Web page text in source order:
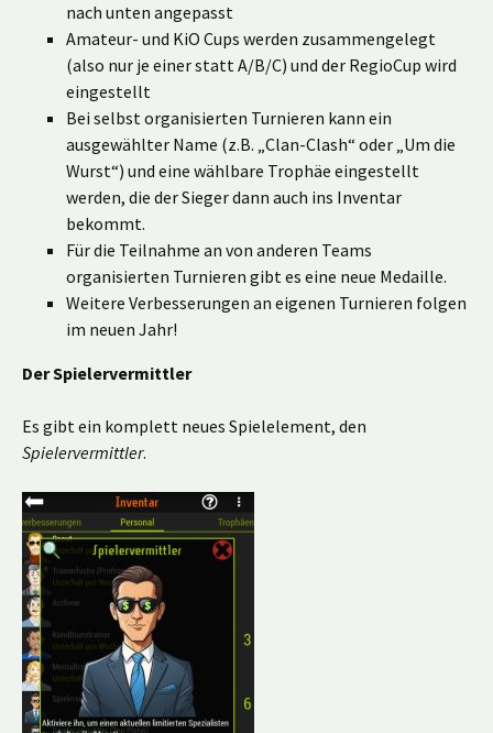
nach unten angepasst
Amateur- und KiO Cups werden zusammengelegt
(also nur je einer statt A/B/C) und der RegioCup wird
eingestellt
Bei selbst organisierten Turnieren kann ein
ausgewählter Name (z.B. „Clan-Clash“ oder „Um die
Wurst“) und eine wählbare Trophäe eingestellt
werden, die der Sieger dann auch ins Inventar
bekommt.
Für die Teilnahme an von anderen Teams
organisierten Turnieren gibt es eine neue Medaille.
Weitere Verbesserungen an eigenen Turnieren folgen
im neuen Jahr!
Der Spielervermittler
Es gibt ein komplett neues Spielelement, den
Spielervermittler.